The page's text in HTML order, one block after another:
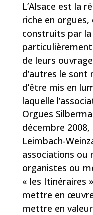
L’Alsace est la
riche en
construits par
de leurs
d’autres le
d’être mis en
laquelle
Orgues
décembre 2008,
Leimbach-
associations ou
organistes ou
« les Itinéraires
mettre en
mettre en